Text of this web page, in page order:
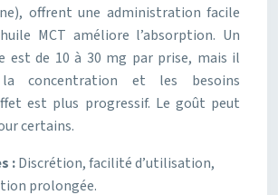
offrent une administration facile
MCT améliore l’absorption. Un
est de 10 à 30 mg par prise, mais il
concentration et les besoins
est plus progressif. Le goût peut
certains.
:Discrétion, facilité d’utilisation,
prolongée.